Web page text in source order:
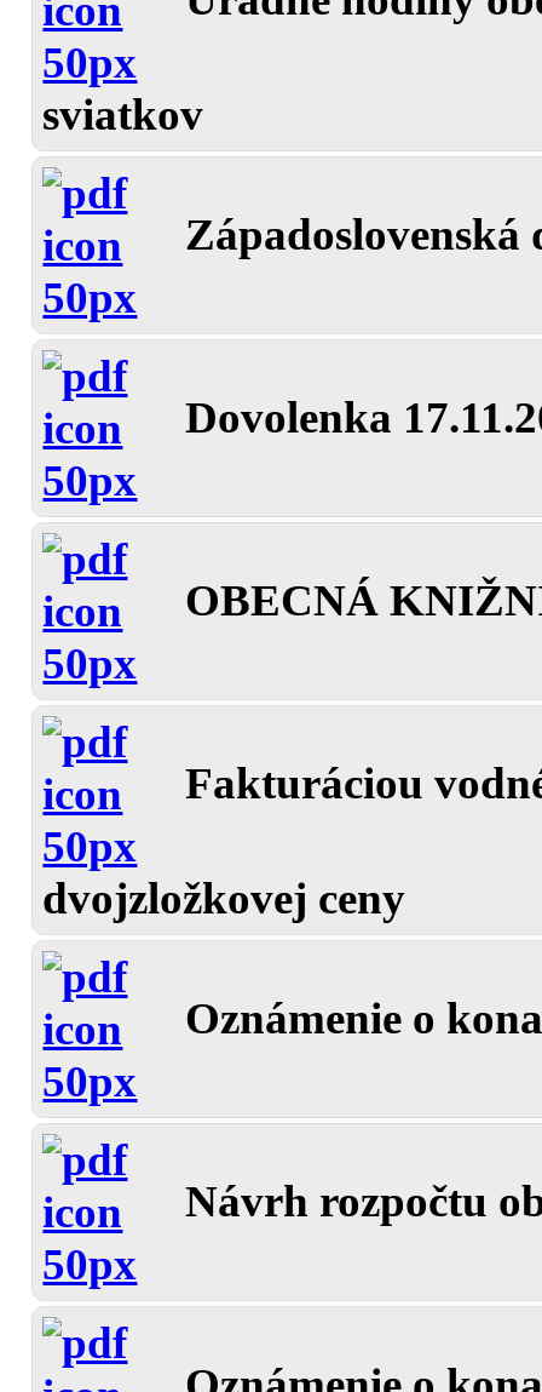
sviatkov
Západoslovenská
Dovolenka
OBECNÁ
Fakturáciou
dvojzložkovej ceny
Oznámenie o
Návrh rozpočtu